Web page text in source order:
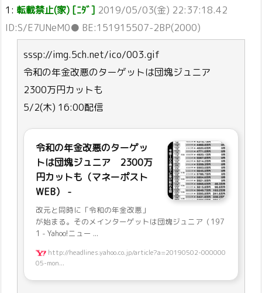
1: 転載禁止(家) [ﾆﾀﾞ] 2019/05/03(金) 22:37:18.42
ID:S/E7UNeM0● BE:151915507-2BP(2000)
sssp://img.5ch.net/ico/003.gif
令和の年金改悪のターゲットは団塊ジュニア
2300万円カットも
5/2(木) 16:00配信
令和の年金改悪のターゲッ
トは団塊ジュニア 2300万
円カットも（マネーポスト
WEB） -
改元と同時に「令和の年金改悪」
が始まる。そのメインターゲットは団塊ジュニア（197
1 - Yahoo!ニュー ...
http://headlines.yahoo.co.jp/article?a=20190502-000000
05-mon...